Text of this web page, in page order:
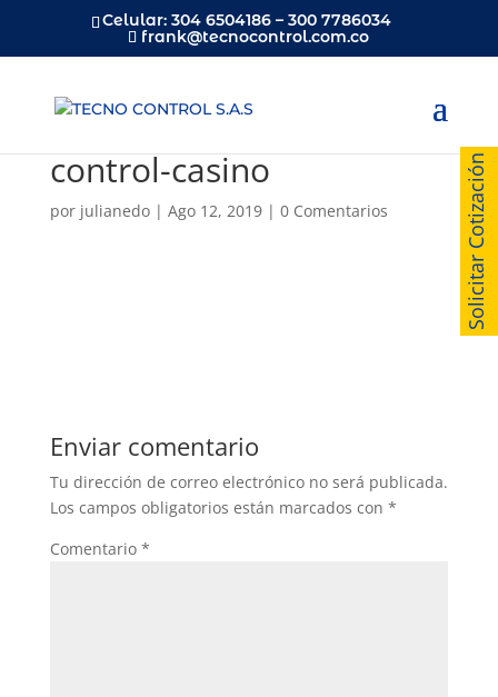
Celular: 304 6504186 – 300 7786034
frank@tecnocontrol.com.co
control-casino
por julianedo| Ago 12, 2019| 0 Comentarios
Enviar comentario
Tu dirección de correo electrónico no será publicada.
Los campos obligatorios están marcados con *
Comentario *
Solicitar Cotización